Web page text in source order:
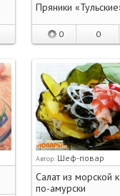
Пряники
0 0
Автор: Шеф-повар
Салат из морской
по-амурски